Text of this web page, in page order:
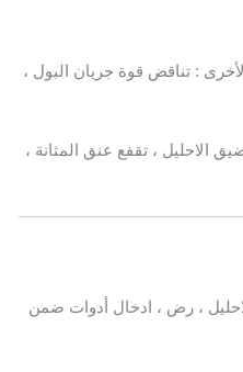
: تناقض قوة جريان البول ،
الاحليل ، تقفع عنق المثانة ،
، رض ، ادخال أدوات ضمن